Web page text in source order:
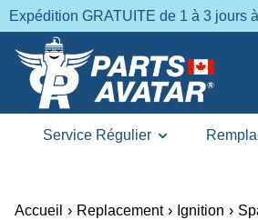
Expédition GRATUITE de 1 à 3 jours
Service Régulier
Accueil › Replacement › Ignition ›